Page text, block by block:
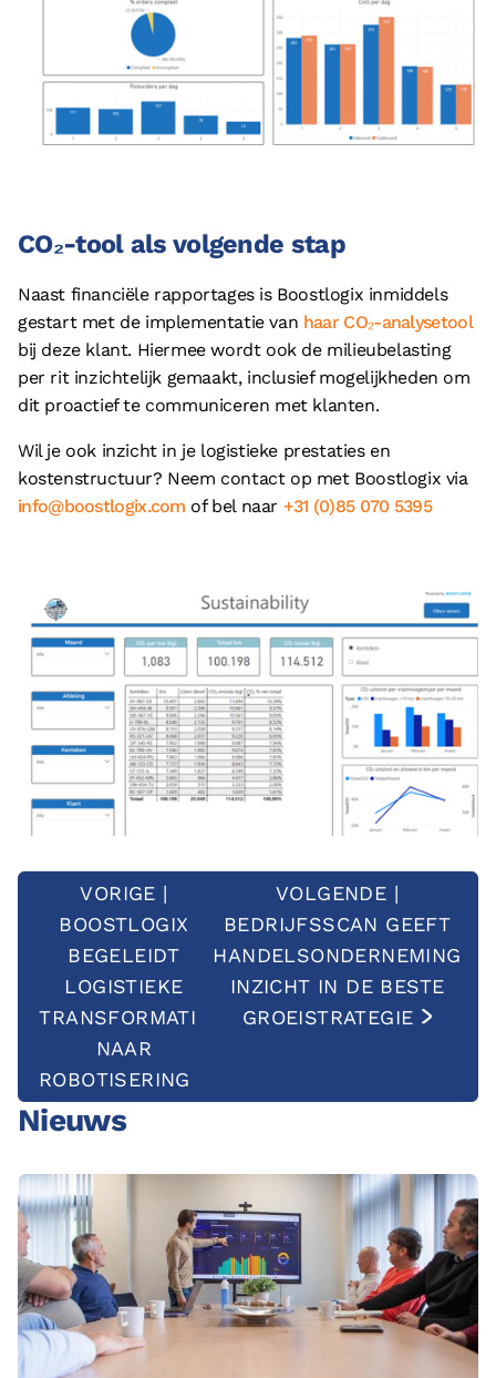
CO₂-tool als volgende stap
Naast financiële rapportages is Boostlogix inmiddels
gestart met de implementatie van haar CO₂-analysetool
bij deze klant. Hiermee wordt ook de milieubelasting
per rit inzichtelijk gemaakt, inclusief mogelijkheden om
dit proactief te communiceren met klanten.
Wil je ook inzicht in je logistieke prestaties en
kostenstructuur? Neem contact op met Boostlogix via
info@boostlogix.com of bel naar +31 (0)85 070 5395
VORIGE |
BOOSTLOGIX
BEGELEIDT
LOGISTIEKE
TRANSFORMATIE
NAAR
ROBOTISERING
VOLGENDE |
BEDRIJFSSCAN GEEFT
HANDELSONDERNEMING
INZICHT IN DE BESTE
GROEISTRATEGIE
Nieuws